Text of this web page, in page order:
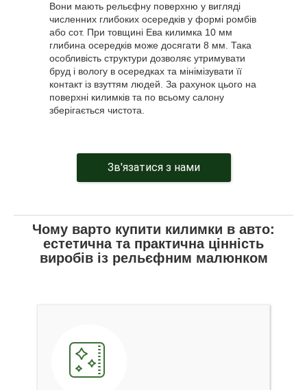
Вони мають рельєфну поверхню у вигляді
численних глибоких осередків у формі ромбів
або сот. При товщині Ева килимка 10 мм
глибина осередків може досягати 8 мм. Така
особливість структури дозволяє утримувати
бруд і вологу в осередках та мінімізувати її
контакт із взуттям людей. За рахунок цього на
поверхні килимків та по всьому салону
зберігається чистота.
Зв'язатися з нами
Чому варто купити килимки в авто:
естетична та практична цінність
виробів із рельєфним малюнком